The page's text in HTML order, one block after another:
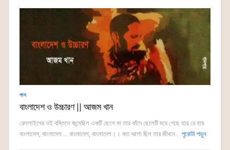
গান
বাংলাদেশ ও উচ্চারণ || আজম খান
রেললাইনের ওই বস্তিতে জন্মেছিল একটি ছেলে মা তার কাঁদে ছেলেটি মরে গেছে হায় রে হায়
বাংলাদেশ, বাংলাদেশ ... বাংলাদেশ, বাংলাদেশ।। কত আশা ছিল তার জীবনে... পুরোটা পড়ুন